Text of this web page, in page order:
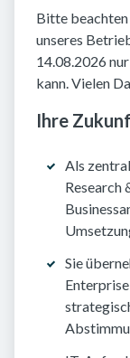
Bitte beachten
unseres
14.08.2026
kann. Vielen
Ihre
Als
Research
Sie